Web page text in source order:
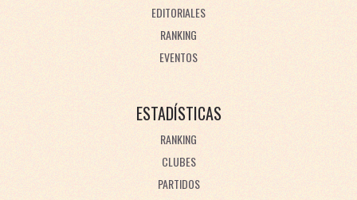
EDITORIALES
RANKING
EVENTOS
ESTADÍSTICAS
RANKING
CLUBES
PARTIDOS